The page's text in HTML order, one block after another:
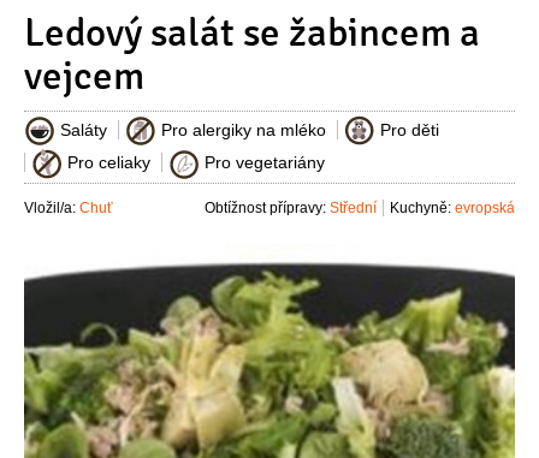
Ledový salát se žabincem a
vejcem
Saláty Pro alergiky na mléko
Pro děti
Pro celiaky
Pro vegetariány
Vložil/a: Chuť Kuchyně: evropská
Obtížnost přípravy: Střední